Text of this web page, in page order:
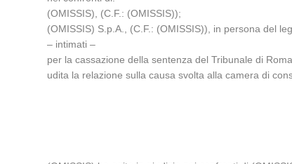
(OMISSIS), (C.F.: (OMISSIS));
(OMISSIS) S.p.A., (C.F.: (OMISSIS)), in persona del
– intimati –
per la cassazione della sentenza del Tribunale di
udita la relazione sulla causa svolta alla camera di